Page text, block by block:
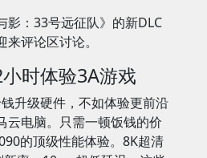
影：33号远征队》的新DLC
来评论区讨论。
时体验3A游戏
升级硬件，不如体验更前沿
电脑。只需一顿饭钱的价
的顶级性能体验。8K超清